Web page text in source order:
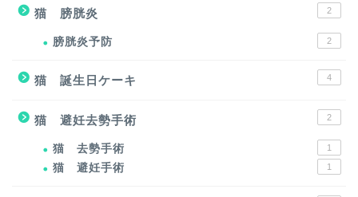
猫 膀胱炎 2
膀胱炎予防 2
猫 誕生日ケーキ 4
猫 避妊去勢手術 2
猫 去勢手術 1
猫 避妊手術 1